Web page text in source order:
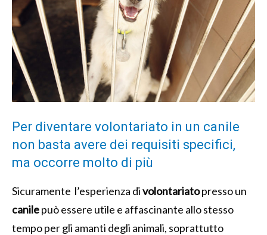
Per diventare volontariato in un canile
non basta avere dei requisiti specifici,
ma occorre molto di più
Sicuramente l’esperienza divolontariatopresso un
canilepuò essere utile e affascinante allo stesso
tempo per gli amanti degli animali, soprattutto